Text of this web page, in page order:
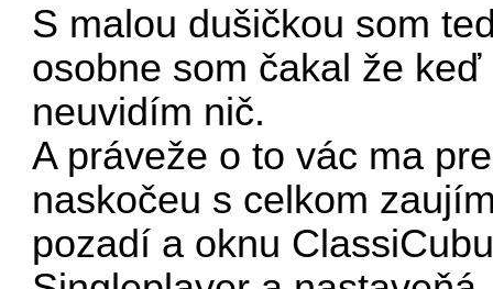
S malou dušičkou som
osobne som čakal že
neuvidím nič.
A práveže o to vác ma
naskočeu s celkom
pozadí a oknu